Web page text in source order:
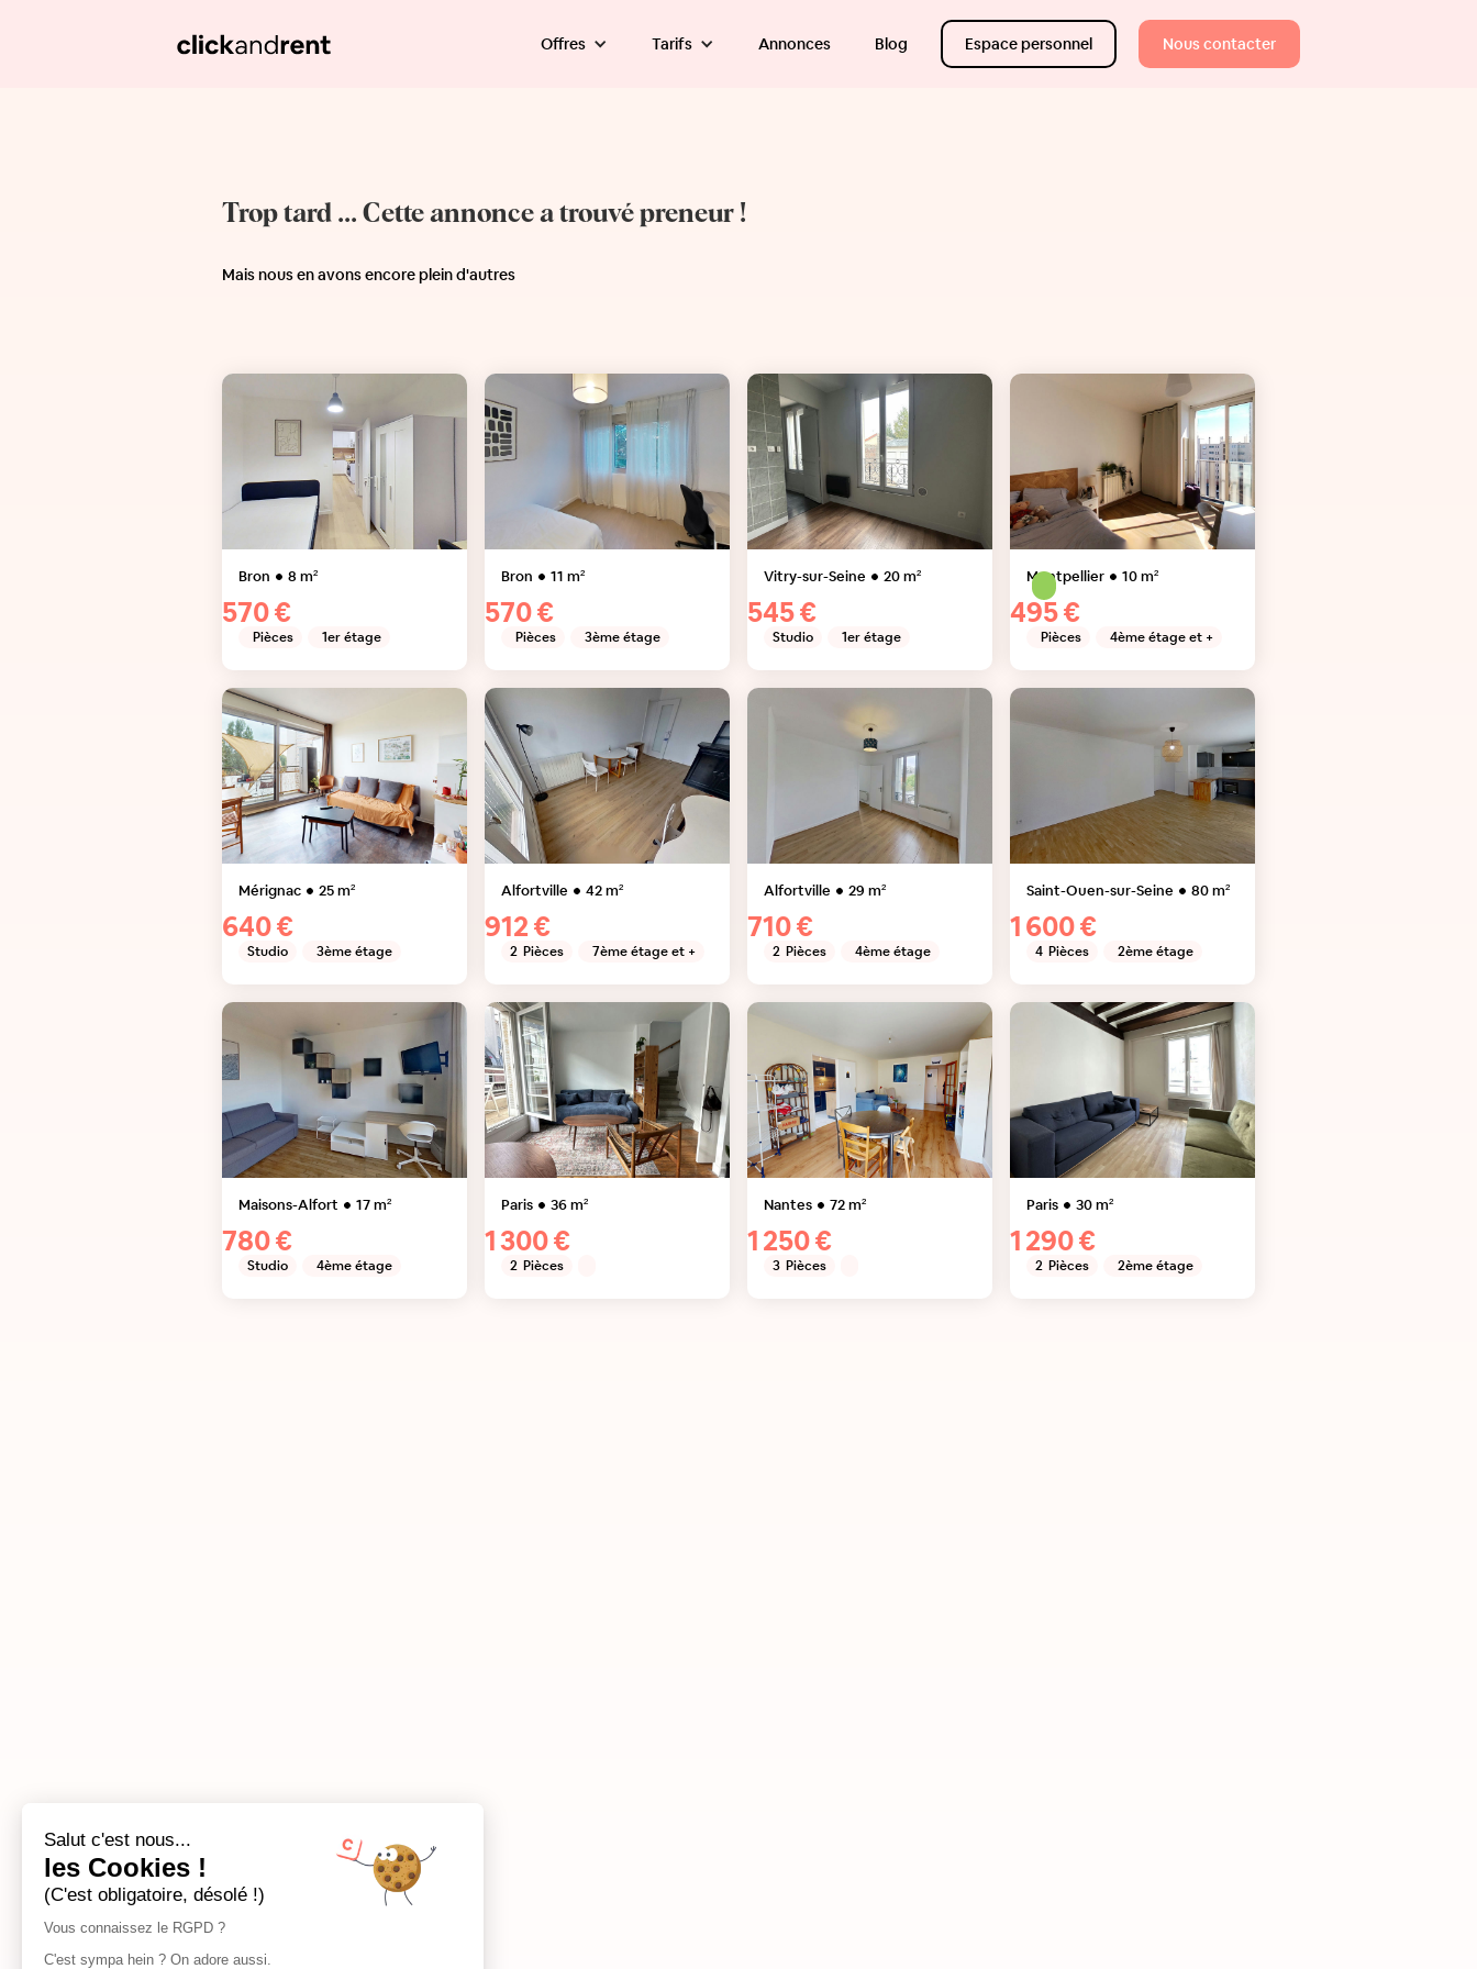
Offres Tarifs Annonces Blog Espace personnel Nous contacter
Trop tard ... Cette annonce a trouvé preneur !
Mais nous en avons encore plein d'autres
Bron 8 m²
570 €
Pièces 1er étage
Bron 11 m²
570 €
Pièces 3ème étage
Vitry-sur-Seine 20m²
545 €
Studio 1er étage
Montpellier 10m²
495 €
Pièces 4ème étage et +
Mérignac 25m²
640 €
Studio 3ème étage
Alfortville 42m²
912 €
2 Pièces 7ème étage et +
Alfortville 29 m²
710 €
2 Pièces 4ème étage
Saint-Ouen-sur-Seine 80m²
1 600 €
4 Pièces 2ème étage
Maisons-Alfort 17m²
780 €
Studio 4ème étage
Paris 36m²
1 300 €
2 Pièces
Nantes 72m²
1 250 €
3 Pièces
Paris 30m²
1 290 €
2 Pièces 2ème étage
Salut c'est nous...
les Cookies !
(C'est obligatoire, désolé !)
Vous connaissez le RGPD ?
C'est sympa hein ? On adore aussi.